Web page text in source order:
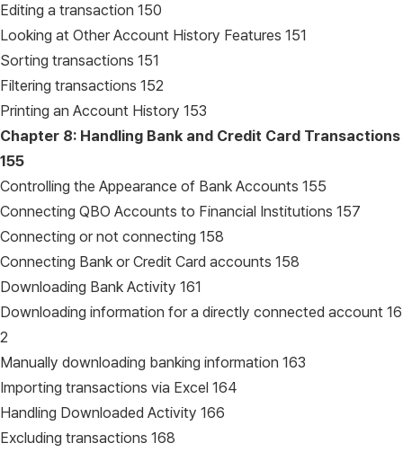
Editing a transaction 150
Looking at Other Account History Features 151
Sorting transactions 151
Filtering transactions 152
Printing an Account History 153
Chapter 8: Handling Bank and Credit Card Transactions
155
Controlling the Appearance of Bank Accounts 155
Connecting QBO Accounts to Financial Institutions 157
Connecting or not connecting 158
Connecting Bank or Credit Card accounts 158
Downloading Bank Activity 161
Downloading information for a directly connected account 16
2
Manually downloading banking information 163
Importing transactions via Excel 164
Handling Downloaded Activity 166
Excluding transactions 168